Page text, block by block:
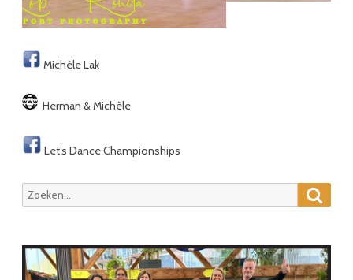
Michèle Lak
Herman & Michèle
Let’s Dance Championships
Zoeken
naar: